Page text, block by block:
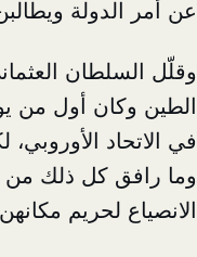
عن أمر الدولة
وقلّل السلطان
الطين وكان أول من
في الاتحاد
وما رافق كل ذلك من
الانصياع لحريم